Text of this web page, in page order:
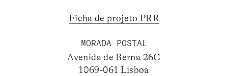
Ficha de projeto PRR
MORADA POSTAL
Avenida de Berna 26C
1069-061 Lisboa